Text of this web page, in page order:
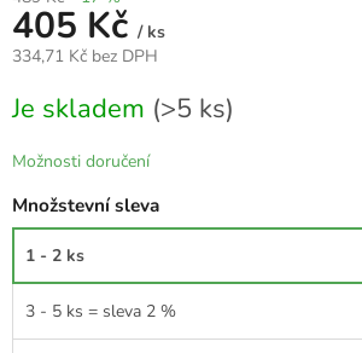
405 Kč / ks
334,71 Kč bez DPH
cena:
Je skladem (>5 ks)
Možnosti doručení
Množstevní sleva
1 - 2 ks
3 - 5 ks = sleva 2 %